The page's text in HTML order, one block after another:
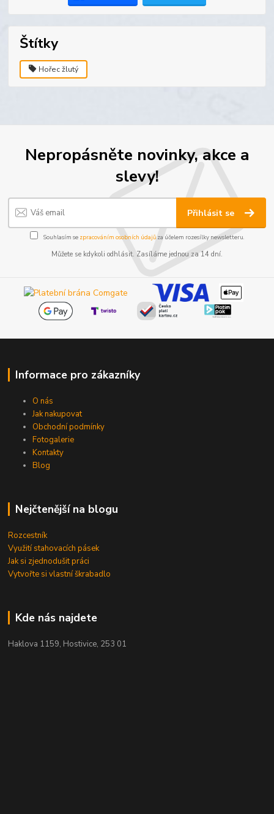
Štítky
Hořec žlutý
Nepropásněte novinky, akce a
slevy!
Přihlásit se
Souhlasím se zpracováním osobních údajůza účelem rozesílky newsletteru.
Můžete se kdykoli odhlásit. Zasíláme jednou za 14 dní.
Informace pro zákazníky
O nás
Jak nakupovat
Obchodní podmínky
Fotogalerie
Kontakty
Blog
Nejčtenější na blogu
Rozcestník
Využití stahovacích pásek
Jak si zjednodušit práci
Vytvořte si vlastní škrabadlo
Kde nás najdete
Haklova 1159, Hostivice, 253 01